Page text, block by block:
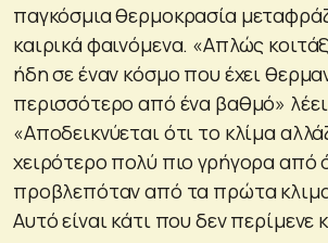
παγκόσμια θερμοκρασία
καιρικά φαινόμενα. «Απλώς
ήδη σε έναν κόσμο που έχει
περισσότερο από ένα βαθμό»
«Αποδεικνύεται ότι το κλίμα
χειρότερο πολύ πιο γρήγορα από
προβλεπόταν από τα πρώτα
Αυτό είναι κάτι που δεν περίμενε